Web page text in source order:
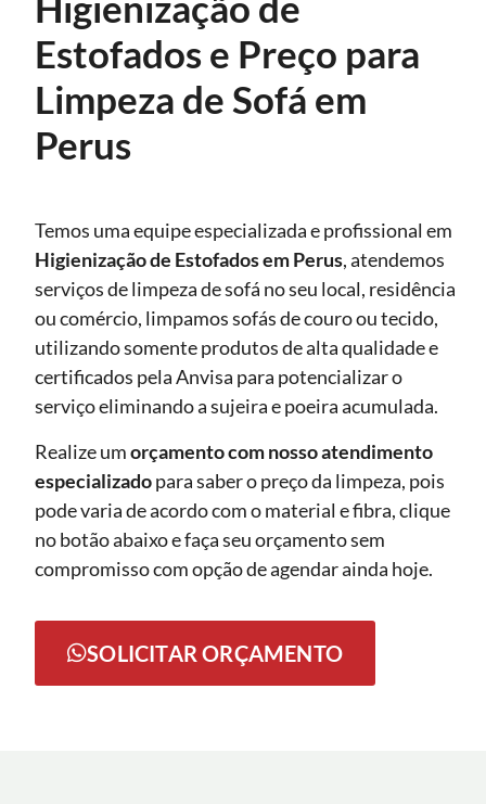
Estofados e Preço para
Limpeza de Sofá em
Perus
Temos uma equipe especializada e profissional em
Higienização de Estofadosem Perus, atendemos
serviços de limpeza de sofá no seu local, residência
ou comércio, limpamos sofás de couro ou tecido,
utilizando somente produtos de alta qualidade e
certificados pela Anvisa para potencializar o
serviço eliminando a sujeira e poeira acumulada.
Realize umorçamento com nosso atendimento
especializadopara saber o preço da limpeza, pois
pode varia de acordo com o material e fibra, clique
no botão abaixo e faça seu orçamento sem
compromisso com opção de agendar ainda hoje.
SOLICITAR ORÇAMENTO